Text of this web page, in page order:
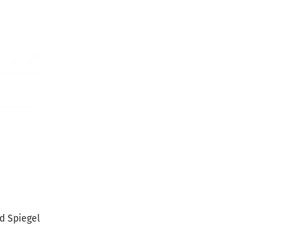
Spiegel